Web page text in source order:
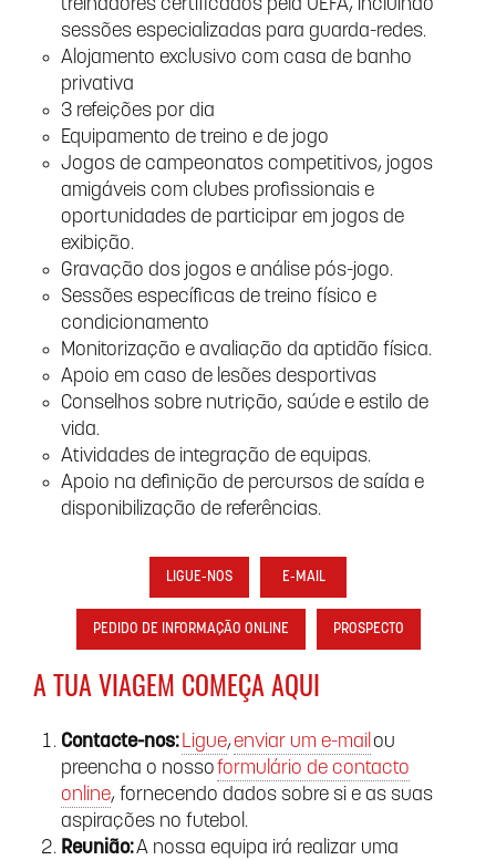
treinadores certificados pela UEFA, incluindo
sessões especializadas para guarda-redes.
Alojamento exclusivo com casa de banho
privativa
3 refeições por dia
Equipamento de treino e de jogo
Jogos de campeonatos competitivos, jogos
amigáveis com clubes profissionais e
oportunidades de participar em jogos de
exibição.
Gravação dos jogos e análise pós-jogo.
Sessões específicas de treino físico e
condicionamento
Monitorização e avaliação da aptidão física.
Apoio em caso de lesões desportivas
Conselhos sobre nutrição, saúde e estilo de
vida.
Atividades de integração de equipas.
Apoio na definição de percursos de saída e
disponibilização de referências.
LIGUE-NOS E-MAIL
PEDIDO DE INFORMAÇÃO ONLINE PROSPECTO
A TUA VIAGEM COMEÇA AQUI
Contacte-nos: Ligue,enviar um e-mail ou
preencha o nossoformulário de contacto
online, fornecendo dados sobre si e as suas
aspirações no futebol.
Reunião:A nossa equipa irá realizar uma